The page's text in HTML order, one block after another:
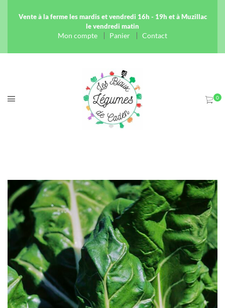
Vente à la ferme les mardis et vendredi 16h - 19h et à Muzillac
le vendredi matin
Mon compte Panier Contact